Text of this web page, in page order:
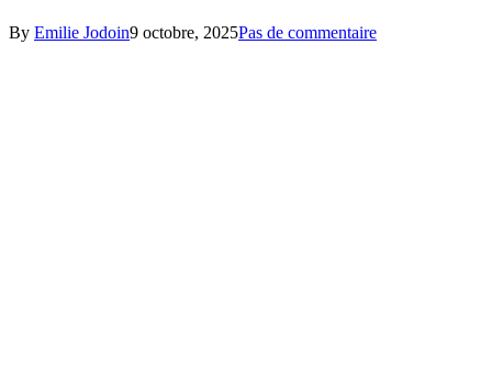
By Emilie Jodoin9 octobre, 2025Pas de commentaire